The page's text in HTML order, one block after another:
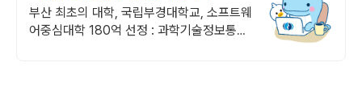
부산 최초의 대학, 국립부경대학교, 소프트웨
어중심대학 180억 선정 : 과학기술정보통신